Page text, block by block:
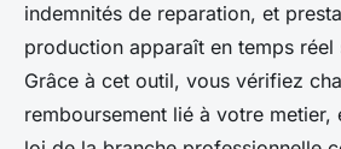
indemnités de reparation, et
production apparaît en temps
Grâce à cet outil, vous vérifiez
remboursement lié à votre